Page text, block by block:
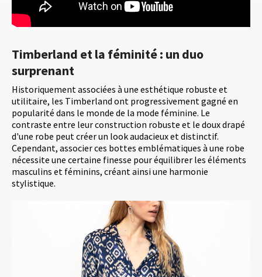
Timberland et la féminité : un duo
surprenant
Historiquement associées à une esthétique robuste et
utilitaire, les Timberland ont progressivement gagné en
popularité dans le monde de la mode féminine. Le
contraste entre leur construction robuste et le doux drapé
d'une robe peut créer un look audacieux et distinctif.
Cependant, associer ces bottes emblématiques à une robe
nécessite une certaine finesse pour équilibrer les éléments
masculins et féminins, créant ainsi une harmonie
stylistique.